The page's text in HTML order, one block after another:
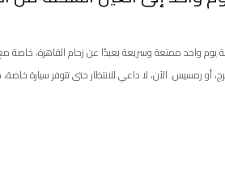
يوم واحد ممتعة وسريعة بعيدًا عن زحام القاهرة، خاصة
أو رمسيس. الآن، لا داعي للانتظار حتى تتوفر سيارة